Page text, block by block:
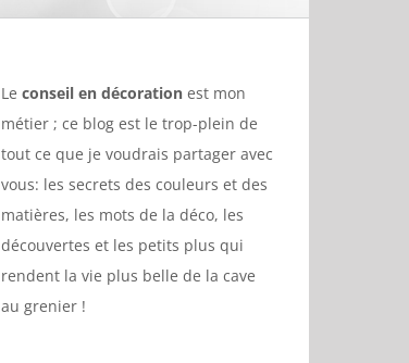
Le conseil en décoration est mon
métier ; ce blog est le trop-plein de
tout ce que je voudrais partager avec
vous: les secrets des couleurs et des
matières, les mots de la déco, les
découvertes et les petits plus qui
rendent la vie plus belle de la cave
au grenier !